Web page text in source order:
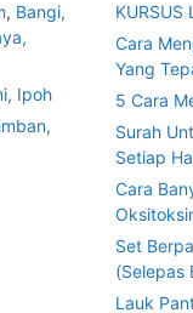
, Bangi,
Ipoh
KURSUS
Cara
Yang
5 Cara
Surah
Setiap
Cara
Set
(Selepas
Lauk